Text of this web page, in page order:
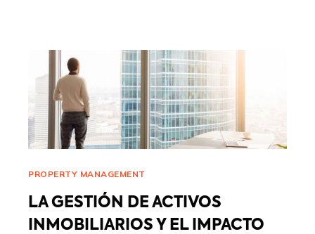
PROPERTY MANAGEMENT
LA GESTIÓN DE ACTIVOS
INMOBILIARIOS Y EL IMPACTO